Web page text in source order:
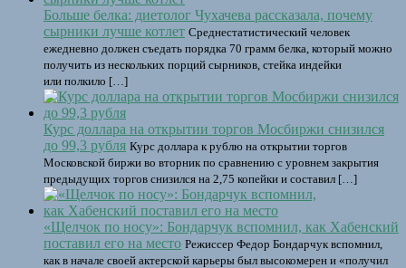
Больше белка: диетолог Чухачева рассказала, почему
сырники лучше котлет Среднестатистический человек
ежедневно должен съедать порядка 70 грамм белка, который можно
получить из нескольких порций сырников, стейка индейки
или полкило […]
Курс доллара на открытии торгов Мосбиржи снизился
до 99,3 рубля Курс доллара к рублю на открытии торгов
Московской биржи во вторник по сравнению с уровнем закрытия
предыдущих торгов снизился на 2,75 копейки и составил […]
«Щелчок по носу»: Бондарчук вспомнил, как Хабенский
поставил его на место Режиссер Федор Бондарчук вспомнил,
как в начале своей актерской карьеры был высокомерен и «получил